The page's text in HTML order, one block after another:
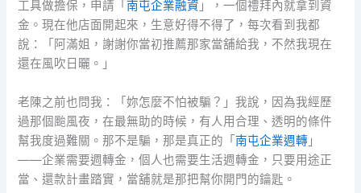
工具做擔保，申請「南屯企業融資 」，一個禮拜內就拿到資
金。現在他店面開起來，生意好得不得了，每次看到我都
說：「阿滿姐，謝謝你當初推薦那家當舖給我，不然我現在
還在風吹日曬。」
老陳之前也問我：「妳怎麼不怕被騙？」我說，因為我經歷
過那個颱風夜，在最無助的時候，有人用合理、透明的條件
幫我度過難關。那不是騙，那是真正的「南屯企業週轉 」
——企業需要週轉金，個人也需要生活週轉金，只要用途正
當、還款計畫踏實，當舖就是那把幫你開門的鑰匙。